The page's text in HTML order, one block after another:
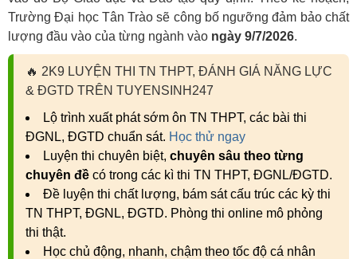
Trường Đại học Tân Trào sẽ công bố ngưỡng đảm bảo chất
lượng đầu vào của từng ngành vào ngày 9/7/2026.
🔥 2K9 LUYỆN THI TN THPT, ĐÁNH GIÁ NĂNG LỰC
& ĐGTD TRÊN TUYENSINH247
Lộ trình xuất phát sớm ôn TN THPT, các bài thi
ĐGNL, ĐGTD chuẩn sát. Học thử ngay
Luyện thi chuyên biệt, chuyên sâu theo từng
chuyên đề có trong các kì thi TN THPT, ĐGNL/ĐGTD.
Đề luyện thi chất lượng, bám sát cấu trúc các kỳ thi
TN THPT, ĐGNL, ĐGTD. Phòng thi online mô phỏng
thi thật.
Học chủ động, nhanh, chậm theo tốc độ cá nhân